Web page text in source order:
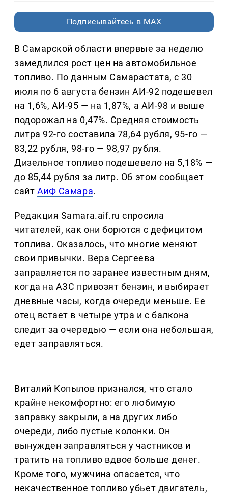
Подписывайтесь в MAX
В Самарской области впервые за неделю
замедлился рост цен на автомобильное
топливо. По данным Самарастата, с 30
июля по 6 августа бензин АИ-92 подешевел
на 1,6%, АИ-95 — на 1,87%, а АИ-98 и выше
подорожал на 0,47%. Средняя стоимость
литра 92-го составила 78,64 рубля, 95-го —
83,22 рубля, 98-го — 98,97 рубля.
Дизельное топливо подешевело на 5,18% —
до 85,44 рубля за литр. Об этом сообщает
сайт АиФ Самара.
Редакция Samara.aif.ru спросила
читателей, как они борются с дефицитом
топлива. Оказалось, что многие меняют
свои привычки. Вера Сергеева
заправляется по заранее известным дням,
когда на АЗС привозят бензин, и выбирает
дневные часы, когда очереди меньше. Ее
отец встает в четыре утра и с балкона
следит за очередью — если она небольшая,
едет заправляться.
Виталий Копылов признался, что стало
крайне некомфортно: его любимую
заправку закрыли, а на других либо
очереди, либо пустые колонки. Он
вынужден заправляться у частников и
тратить на топливо вдвое больше денег.
Кроме того, мужчина опасается, что
некачественное топливо убьет двигатель,